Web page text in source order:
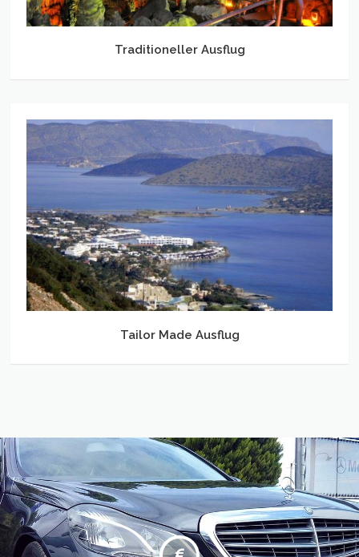
Traditioneller Ausflug
Tailor
Made
Ausflug
Tailor Made Ausflug